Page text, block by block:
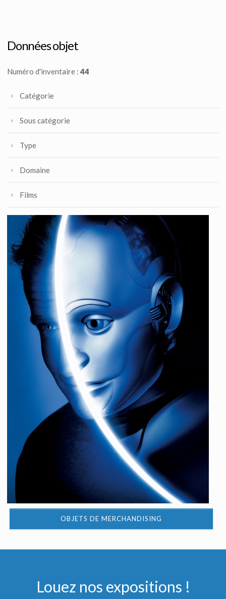
Fait pour la production
Données objet
Numéro d'inventaire :44
Catégorie
Sous catégorie
Type
Domaine
Films
OBJETS DE MERCHANDISING
Louez nos expositions !